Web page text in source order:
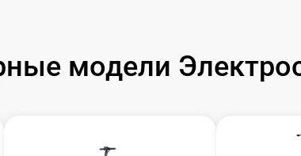
модели